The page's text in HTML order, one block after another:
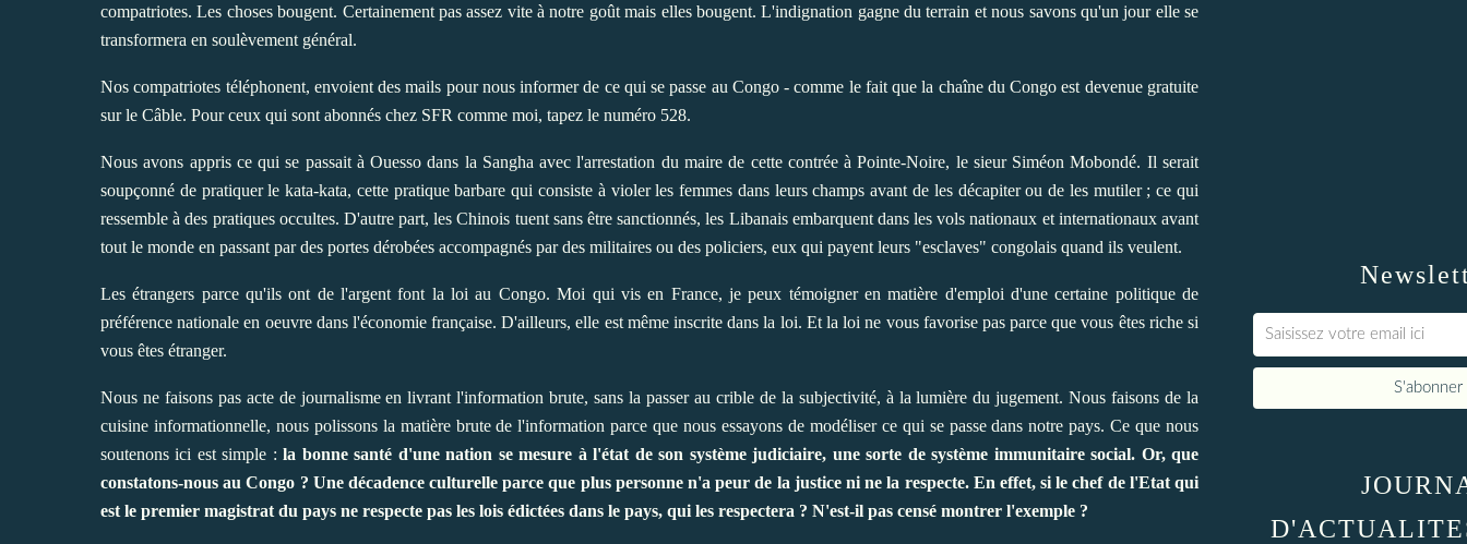
compatriotes. Les choses bougent. Certainement pas assez vite à notre goût mais elles bougent. L'indignation gagne du terrain et nous savons qu'un jour elle se
transformera en soulèvement général.
Nos compatriotes téléphonent, envoient des mails pour nous informer de ce qui se passe au Congo - comme le fait que la chaîne du Congo est devenue gratuite
sur le Câble. Pour ceux qui sont abonnés chez SFR comme moi, tapez le numéro 528.
Nous avons appris ce qui se passait à Ouesso dans la Sangha avec l'arrestation du maire de cette contrée à Pointe-Noire, le sieur Siméon Mobondé. Il serait
soupçonné de pratiquer le kata-kata, cette pratique barbare qui consiste à violer les femmes dans leurs champs avant de les décapiter ou de les mutiler ; ce qui
ressemble à des pratiques occultes. D'autre part, les Chinois tuent sans être sanctionnés, les Libanais embarquent dans les vols nationaux et internationaux avant
tout le monde en passant par des portes dérobées accompagnés par des militaires ou des policiers, eux qui payent leurs "esclaves" congolais quand ils veulent.
Les étrangers parce qu'ils ont de l'argent font la loi au Congo. Moi qui vis en France, je peux témoigner en matière d'emploi d'une certaine politique de
préférence nationale en oeuvre dans l'économie française. D'ailleurs, elle est même inscrite dans la loi. Et la loi ne vous favorise pas parce que vous êtes riche si
vous êtes étranger.
Nous ne faisons pas acte de journalisme en livrant l'information brute, sans la passer au crible de la subjectivité, à la lumière du jugement. Nous faisons de la
cuisine informationnelle, nous polissons la matière brute de l'information parce que nous essayons de modéliser ce qui se passe dans notre pays. Ce que nous
soutenons ici est simple :la bonne santé d'une nation se mesure à l'état de son système judiciaire, une sorte de système immunitaire social. Or, que
constatons-nous au Congo ? Une décadence culturelle parce que plus personne n'a peur de la justice ni ne la respecte. En effet, si le chef de l'Etat qui
est le premier magistrat du pays ne respecte pas les lois édictées dans le pays, qui les respectera ? N'est-il pas censé montrer l'exemple ?